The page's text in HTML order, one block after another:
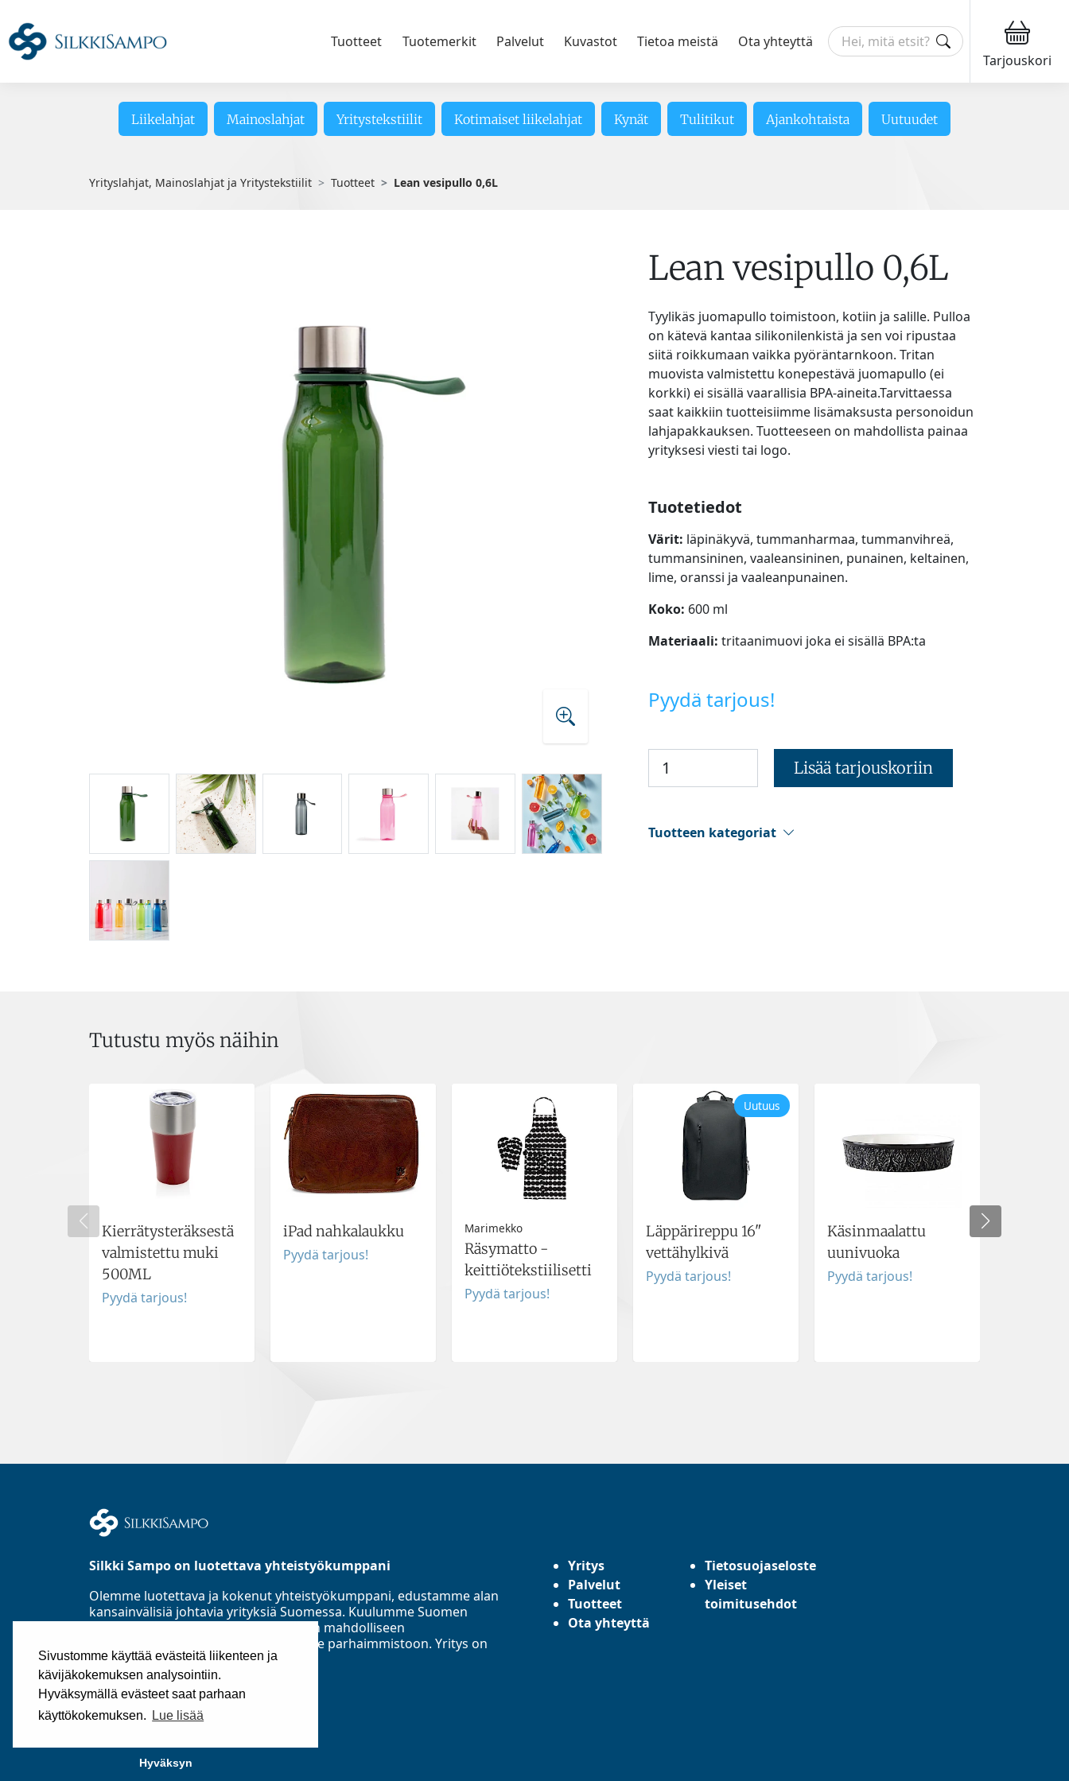
Sivustomme käyttää evästeitä liikenteen ja
kävijäkokemuksen analysointiin.
Hyväksymällä evästeet saat parhaan
käyttökokemuksen.
Lue lisää
Hyväksyn
Tuotteet Tuotemerkit Palvelut Kuvastot Tietoa meistä
Ota yhteyttä
Tarjouskori
Liikelahjat Mainoslahjat Yritystekstiilit Kotimaiset liikelahjat Kynät Tulitikut Ajankohtaista Uutuudet
Yrityslahjat, Mainoslahjat ja Yritystekstiilit Tuotteet Lean vesipullo 0,6L
Lean vesipullo 0,6L
Tyylikäs juomapullo toimistoon, kotiin ja salille. Pulloa
on kätevä kantaa silikonilenkistä ja sen voi ripustaa
siitä roikkumaan vaikka pyöräntarnkoon. Tritan
muovista valmistettu konepestävä juomapullo (ei
korkki) ei sisällä vaarallisia BPA-aineita.Tarvittaessa
saat kaikkiin tuotteisiimme lisämaksusta personoidun
lahjapakkauksen. Tuotteeseen on mahdollista painaa
yrityksesi viesti tai logo.
Tuotetiedot
Värit: läpinäkyvä, tummanharmaa, tummanvihreä,
tummansininen, vaaleansininen, punainen, keltainen,
lime, oranssi ja vaaleanpunainen.
Koko: 600 ml
Materiaali: tritaanimuovi joka ei sisällä BPA:ta
Pyydä tarjous!
Lisää tarjouskoriin
Tuotteen kategoriat
Tutustu myös näihin
Kierrätysteräksestä
valmistettu muki
500ML
Pyydä tarjous!
iPad nahkalaukku
Pyydä tarjous!
Marimekko
Räsymatto -
keittiötekstiilisetti
Pyydä tarjous!
Uutuus
Läppärireppu 16"
vettähylkivä
Pyydä tarjous!
Käsinmaalattu
uunivuoka
Pyydä tarjous!
Silkki Sampo on luotettava yhteistyökumppani
Olemme luotettava ja kokenut yhteistyökumppani, edustamme alan
kansainvälisiä johtavia yrityksiä Suomessa. Kuulumme Suomen
Asiakastieto Oy:n mukaan parhaaseen mahdolliseen
luottoluokitusryhmään ja toimialamme parhaimmistoon. Yritys on
perustettu 1985.
©2025Silkki Sampo Oy
Yritys
Palvelut
Tuotteet
Ota yhteyttä
Tietosuojaseloste
Yleiset
toimitusehdot